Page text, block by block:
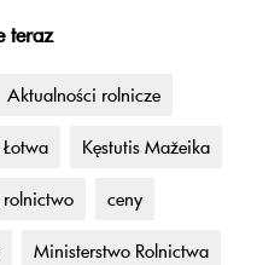
teraz
Aktualności rolnicze
Łotwa Kęstutis Mažeika
rolnictwo ceny
Ministerstwo Rolnictwa